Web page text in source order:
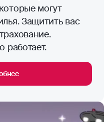
и других рисков
как оно